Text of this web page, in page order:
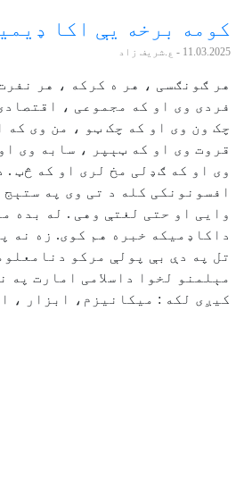
کومه برخه یې اکا
11.03.2025 - ع.شریف زاد
هر ګونګسی ، هر ه کرکه ، هر
فردی وی او که مجموعی ،
چک ون وی او که چک ټو ، من وی که
قروت وی او که ټېپر ، سابه وی
وی او که ګډلی مخ لری او که څټ .
افسونونکی کله د تی وی په ستېج
وایی او حتی لغتې وهی . له بده
داکاډمیکه خبره هم کوی. زه نه
تل په دې بې پولې مرکو
مېلمنو لخوا داسلامی امارت په
کیږی لکه : میکانیزم، ابزار ،